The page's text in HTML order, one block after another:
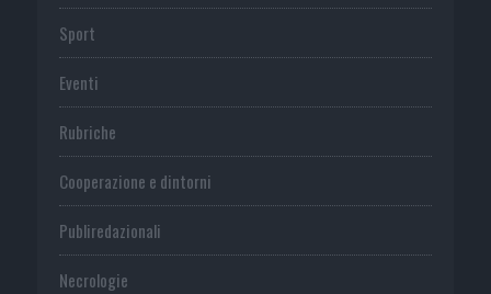
Sport
Eventi
Rubriche
Cooperazione e dintorni
Publiredazionali
Necrologie